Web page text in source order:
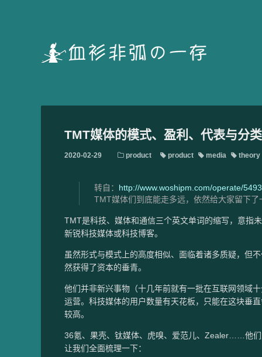
TMT媒体的模式、盈利、代表与分
2020-02-29 product product media theory
转自： http://www.woshipm.com/operate/
TMT媒体们到底能走多远，依然给大家留下
TMT是科技、媒体和通信三个英文单词的缩写，意指
新锐科技媒体或科技博客。
虽然形式与模式上的高度相似、面临着诸多质疑，但
然获得了资本的垂青。
他们并非新兴事物（十几年前就有一批在互联网领域
运营。科技媒体的用户数量有天花板，只能在这块垂
较高。
36氪、果壳、钛媒体、虎嗅、爱范儿、Zealer……他
让我们全面梳理一下：